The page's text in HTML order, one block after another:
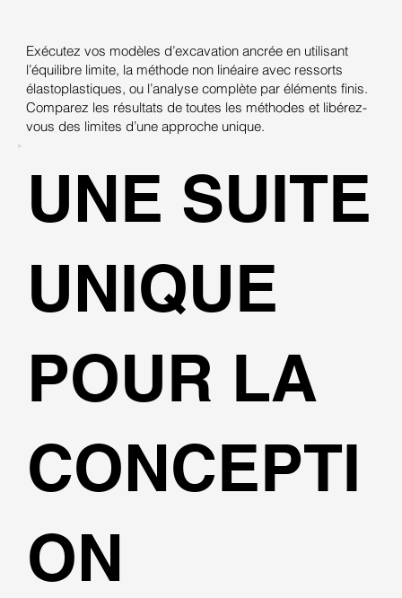
Exécutez vos modèles d’excavation ancrée en utilisant
l’équilibre limite, la méthode non linéaire avec ressorts
élastoplastiques, ou l’analyse complète par éléments finis.
Comparez les résultats de toutes les méthodes et libérez-
vous des limites d’une approche unique.
UNE SUITE
UNIQUE
POUR LA
CONCEPTI
ON